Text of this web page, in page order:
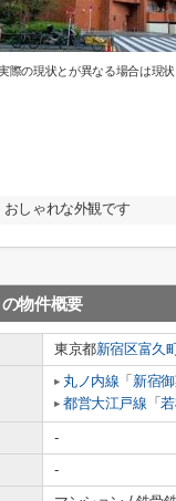
際の現状とが異なる場合は現
おしゃれな外観です
の物件概要
東京都新宿区富久
丸ノ内線 「 新宿
都営大江戸線 「
-
-